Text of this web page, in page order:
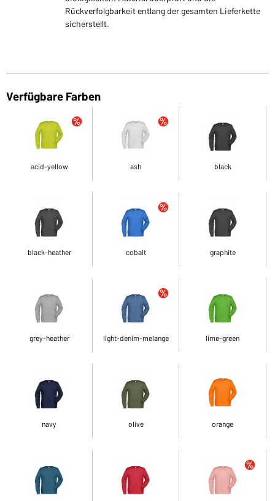
Rückverfolgbarkeit entlang der gesamten Lieferkette
sicherstellt.
Verfügbare Farben
acid-yellow ash black
black-heather cobalt graphite
grey-heather light-denim-melange lime-green
navy olive orange